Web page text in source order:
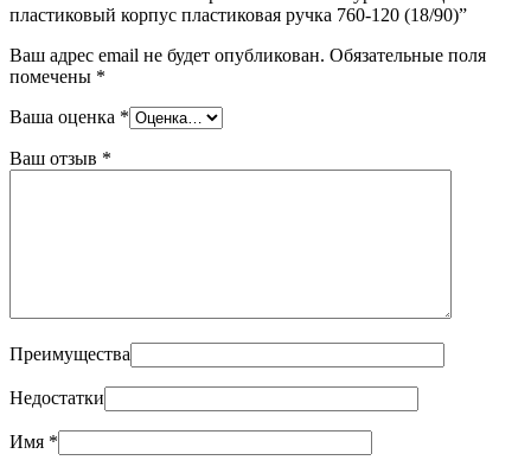
пластиковый корпус пластиковая ручка 760-120 (18/90)”
Ваш адрес email не будет опубликован. Обязательные поля
помечены *
Ваша оценка *
Ваш отзыв *
Преимущества
Недостатки
Имя *